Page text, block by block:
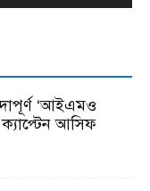
‘আইএমও
ক্যাপ্টেন আসিফ